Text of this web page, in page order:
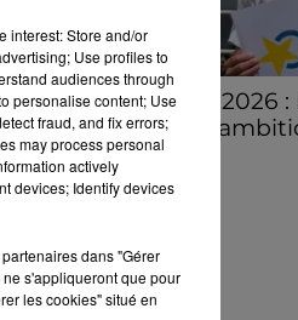
Stars'Terre 2026
dévoile les
À quelques
édition de
interest: Store and/or
Use profiles to
audiences through
personalise content; Use
fraud, and fix errors;
may process personal
actively
devices; Identify devices
dans "Gérer
s'appliqueront que pour
les cookies" situé en